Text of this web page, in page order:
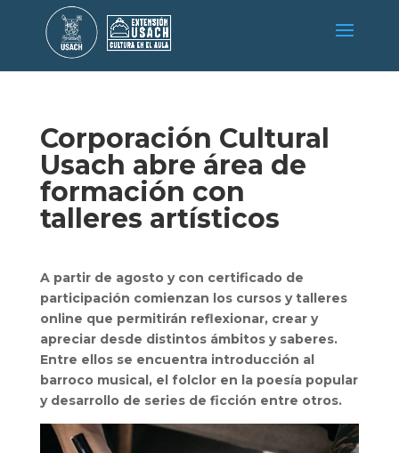
Corporación Cultural
Usach abre área de
formación con
talleres artísticos
A partir de agosto y con certificado de
participación comienzan los cursos y talleres
online que permitirán reflexionar, crear y
apreciar desde distintos ámbitos y saberes.
Entre ellos se encuentra introducción al
barroco musical, el folclor en la poesía popular
y desarrollo de series de ficción entre otros.